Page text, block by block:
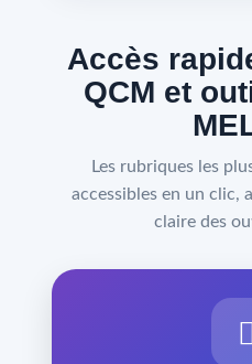
Accès
QCM et
Les rubriques les
accessibles en un clic,
claire des